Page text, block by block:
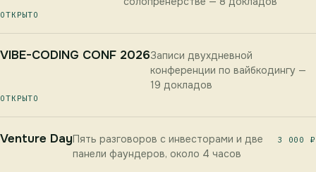
ОТКРЫТО
VIBE-CODING CONF 2026Записи двухдневной
конференции по вайбкодингу —
19 докладов
ОТКРЫТО
Venture DayПять разговоров с инвесторами и две
панели фаундеров, около 4 часов
3 000 ₽